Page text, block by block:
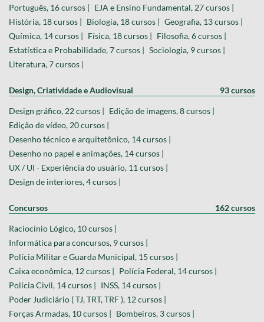
Português, 16 cursos |
EJA e Ensino Fundamental, 27 cursos |
História, 18 cursos |
Biologia, 18 cursos |
Geografia, 13 cursos |
Química, 14 cursos |
Física, 18 cursos |
Filosofia, 6 cursos |
Estatística e Probabilidade, 7 cursos |
Sociologia, 9 cursos |
Literatura, 7 cursos |
Design, Criatividade e Audiovisual 93 cursos
Design gráfico, 22 cursos |
Edição de imagens, 8 cursos |
Edição de vídeo, 20 cursos |
Desenho técnico e arquitetônico, 14 cursos |
Desenho no papel e animações, 14 cursos |
UX / UI - Experiência do usuário, 11 cursos |
Design de interiores, 4 cursos |
Concursos 162 cursos
Raciocínio Lógico, 10 cursos |
Informática para concursos, 9 cursos |
Polícia Militar e Guarda Municipal, 15 cursos |
Caixa econômica, 12 cursos |
Polícia Federal, 14 cursos |
Polícia Civil, 14 cursos |
INSS, 14 cursos |
Poder Judiciário ( TJ, TRT, TRF ), 12 cursos |
Forças Armadas, 10 cursos |
Bombeiros, 3 cursos |